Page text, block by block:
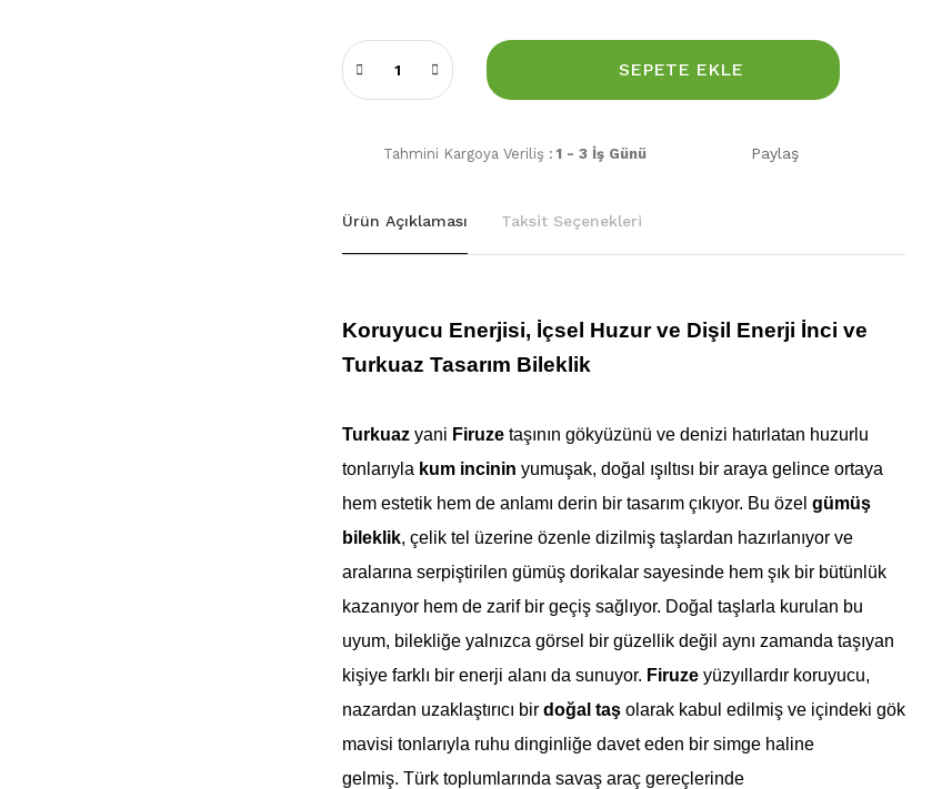
SEPETE EKLE
Tahmini Kargoya Veriliş : 1 - 3 İş Günü Paylaş
Ürün Açıklaması Taksit Seçenekleri
Koruyucu Enerjisi, İçsel Huzur ve Dişil Enerji İnci ve
Turkuaz Tasarım Bileklik
Turkuazyani Firuze taşının gökyüzünü ve denizi hatırlatan huzurlu
tonlarıyla kum incinin yumuşak, doğal ışıltısı bir araya gelince ortaya
hem estetik hem de anlamı derin bir tasarım çıkıyor. Bu özel gümüş
bileklik, çelik tel üzerine özenle dizilmiş taşlardan hazırlanıyor ve
aralarına serpiştirilen gümüş dorikalar sayesinde hem şık bir bütünlük
kazanıyor hem de zarif bir geçiş sağlıyor. Doğal taşlarla kurulan bu
uyum, bilekliğe yalnızca görsel bir güzellik değil aynı zamanda taşıyan
kişiye farklı bir enerji alanı da sunuyor. Firuzeyüzyıllardır koruyucu,
nazardan uzaklaştırıcı bir doğal taşolarak kabul edilmiş ve içindeki gök
mavisi tonlarıyla ruhu dinginliğe davet eden bir simge haline
gelmiş. Türk toplumlarında savaş araç gereçlerinde